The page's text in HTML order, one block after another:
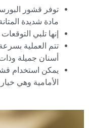
توفر قشور
مادة شديدة
إنها تلبي
تتم العملية
أسنان جميلة
يمكن استخدام
الأمامية وهي